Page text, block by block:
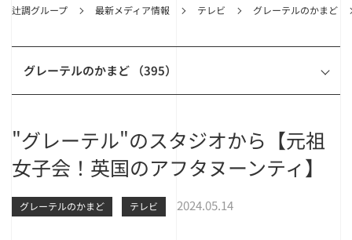
辻調グループ 最新メディア情報 テレビ グレーテルのかまど
グレーテルのかまど （395）
"グレーテル"のスタジオから【元祖
女子会！英国のアフタヌーンティ】
グレーテルのかまど テレビ 2024.05.14